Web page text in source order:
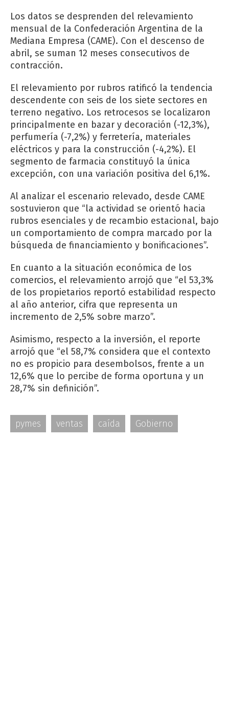
Los datos se desprenden del relevamiento
mensual de la Confederación Argentina de la
Mediana Empresa (CAME). Con el descenso de
abril, se suman 12 meses consecutivos de
contracción.
El relevamiento por rubros ratificó la tendencia
descendente con seis de los siete sectores en
terreno negativo. Los retrocesos se localizaron
principalmente en bazar y decoración (-12,3%),
perfumería (-7,2%) y ferretería, materiales
eléctricos y para la construcción (-4,2%). El
segmento de farmacia constituyó la única
excepción, con una variación positiva del 6,1%.
Al analizar el escenario relevado, desde CAME
sostuvieron que “la actividad se orientó hacia
rubros esenciales y de recambio estacional, bajo
un comportamiento de compra marcado por la
búsqueda de financiamiento y bonificaciones”.
En cuanto a la situación económica de los
comercios, el relevamiento arrojó que “el 53,3%
de los propietarios reportó estabilidad respecto
al año anterior, cifra que representa un
incremento de 2,5% sobre marzo”.
Asimismo, respecto a la inversión, el reporte
arrojó que “el 58,7% considera que el contexto
no es propicio para desembolsos, frente a un
12,6% que lo percibe de forma oportuna y un
28,7% sin definición”.
pymes ventas caída Gobierno